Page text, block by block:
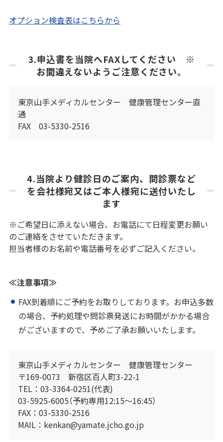
オプション検査表はこちらから
3.申込書を当院へFAXしてください ※
お間違えないようご注意ください。
東京山手メディカルセンター 健康管理センター直
通
FAX 03-5330-2516
4.当院より健診日のご案内、問診票など
を会社様宛又はご本人様宛に送付いたし
ます
※ご希望日に添えない場合、お電話にて日程変更お願い
のご連絡をさせていただきます。
担当者様のお名前や電話番号を必ずご記入ください。
≪注意事項≫
FAX到着順にご予約をお取りしております。お申込多数
の場合、予約処理や問診票発送にお時間がかかる場合
がございますので、予めご了承お願いいたします。
東京山手メディカルセンター 健康管理センター
〒169-0073 新宿区百人町3-22-1
TEL：03-3364-0251(代表)
03-5925-6005（予約専用12:15～16:45）
FAX：03-5330-2516
MAIL：kenkan@yamate.jcho.go.jp